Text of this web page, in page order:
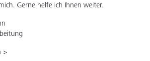
Gerne helfe ich Ihnen weiter.
>